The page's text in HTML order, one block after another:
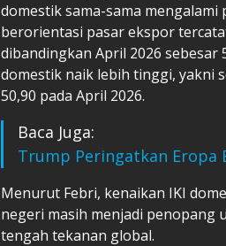
domestik sama-sama
berorientasi pasar ekspor
dibandingkan April 2026 sebesar
domestik naik lebih tinggi, yakni
50,90 pada April 2026.
Baca Juga:
Trump Peringatkan Eropa
Menurut Febri, kenaikan IKI
negeri masih menjadi penopang
tengah tekanan global.